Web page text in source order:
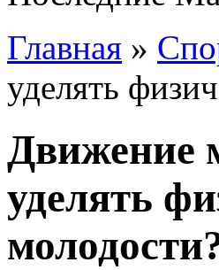
Главная »
уделять
Движение
уделять